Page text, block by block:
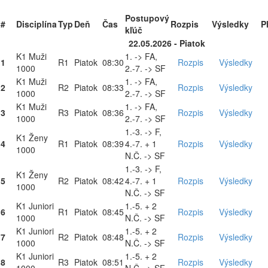
# DisciplínaTyp Deň Čas
Postupový
kľúč
Rozpis Výsledky
22.05.2026 - Piatok
1
K1 Muži
1000
R1 Piatok 08:30 1. -> FA,
2.-7. -> SF
Rozpis Výsledky
2
K1 Muži
1000
R2 Piatok 08:33 1. -> FA,
2.-7. -> SF
Rozpis Výsledky
3
K1 Muži
1000
R3 Piatok 08:36 1. -> FA,
2.-7. -> SF
Rozpis Výsledky
4
K1 Ženy
1000
R1 Piatok 08:39
1.-3. -> F,
4.-7. + 1
N.Č. -> SF
Rozpis Výsledky
5
K1 Ženy
1000
R2 Piatok 08:42
1.-3. -> F,
4.-7. + 1
N.Č. -> SF
Rozpis Výsledky
6
K1 Juniori
1000
R1 Piatok 08:451.-5. + 2
N.Č. -> SF
Rozpis Výsledky
7
K1 Juniori
1000
R2 Piatok 08:48 1.-5. + 2
N.Č. -> SF
Rozpis Výsledky
8
K1 Juniori R3 Piatok 08:51 1.-5. + 2
Rozpis Výsledky